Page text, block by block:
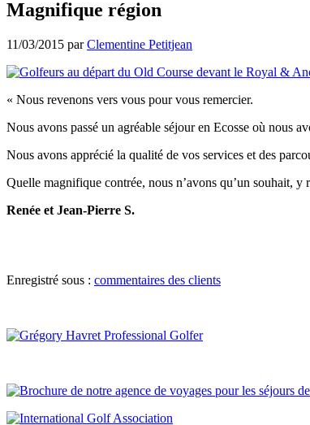
Magnifique région
11/03/2015 parClementine Petitjean
« Nous revenons vers vous pour vous remercier.
Nous avons passé un agréable séjour en Ecosse où nous
Nous avons apprécié la qualité de vos services et des
Quelle magnifique contrée, nous n’avons qu’un souhait, y
Renée et Jean-Pierre S.
Enregistré sous : commentaires des clients